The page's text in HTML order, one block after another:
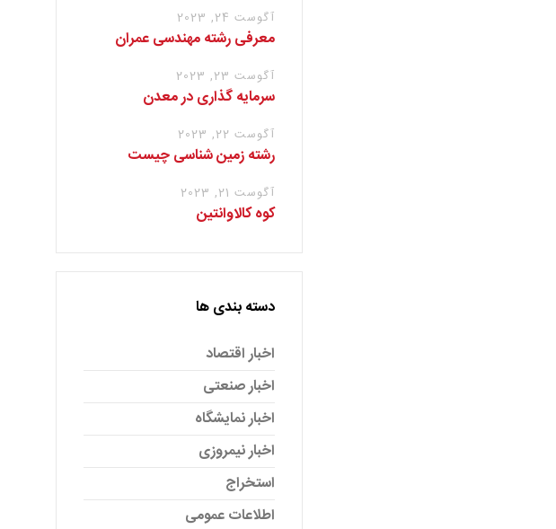
آگوست 24, 2023
معرفی رشته مهندسی عمران
آگوست 23, 2023
سرمایه گذاری در معدن
آگوست 22, 2023
رشته زمین شناسی چیست
آگوست 21, 2023
کوه کالاوانتین
دسته بندی ها
اخبار اقتصاد
اخبار صنعتی
اخبار نمایشگاه
اخبار نیمروزی
استخراج
اطلاعات عمومی